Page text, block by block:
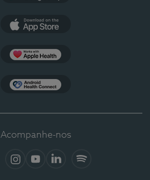
Acompanhe-nos